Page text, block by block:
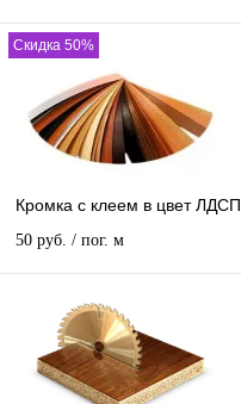
Скидка 50%
Кромка с клеем в цвет ЛДСП
50 руб. / пог. м